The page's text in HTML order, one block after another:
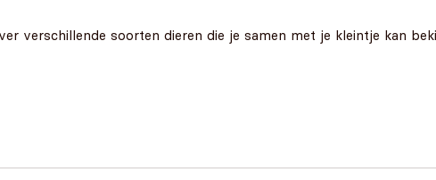
verschillende soorten dieren die je samen met je kleintje kan